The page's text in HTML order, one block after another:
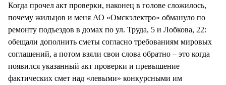
Когда прочел акт проверки, наконец в голове сложилось,
почему жильцов и меня АО «Омскэлектро» обмануло по
ремонту подъездов в домах по ул. Труда, 5 и Лобкова, 22:
обещали дополнить сметы согласно требованиям мировых
соглашений, а потом взяли свои слова обратно – это когда
появился указанный акт проверки и превышение
фактических смет над «левыми» конкурсными им